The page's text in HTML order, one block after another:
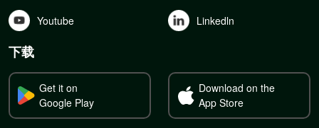
Youtube Linkedln
下载
Get it on
Google Play
Download on the
App Store